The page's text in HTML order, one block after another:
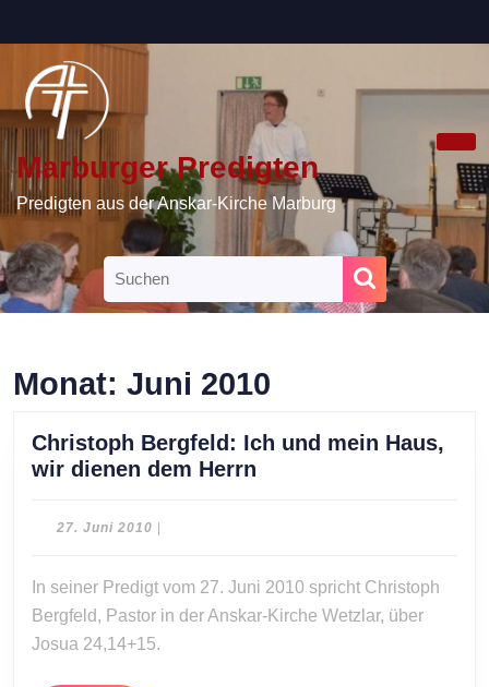
content
Marburger Predigten
Predigten aus der Anskar-Kirche Marburg
Search
for:
Monat: Juni 2010
Christoph Bergfeld: Ich und mein Haus,
wir dienen dem Herrn
Haus,
wir
27. Juni 2010 27.
In seiner Predigt vom 27. Juni 2010 spricht Christoph
Bergfeld, Pastor in der Anskar-Kirche Wetzlar, über
Josua 24,14+15.